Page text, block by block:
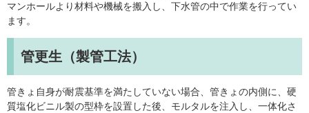
マンホールより材料や機械を搬入し、下水管の中で作業を行ってい
ます。
管更生（製管工法）
管きょ自身が耐震基準を満たしていない場合、管きょの内側に、硬
質塩化ビニル製の型枠を設置した後、モルタルを注入し、一体化さ